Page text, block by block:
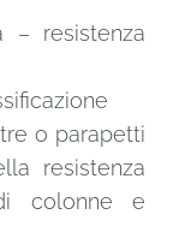
resistenza
o parapetti
resistenza
colonne e